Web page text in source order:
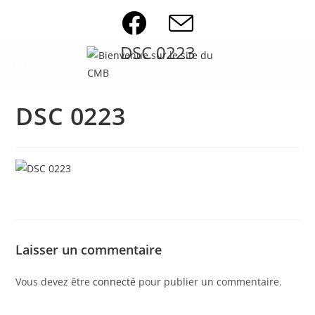
DSC 0223
DSC 0223
Laisser un commentaire
Vous devez êtreconnecté pour publier un commentaire.